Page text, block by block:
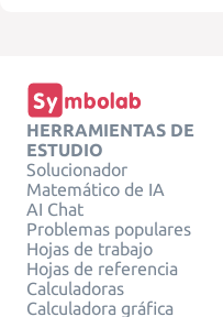
HERRAMIENTAS DE
ESTUDIO
Solucionador
Matemático de IA
AI Chat
Problemas populares
Hojas de trabajo
Hojas de referencia
Calculadoras
Calculadora gráfica